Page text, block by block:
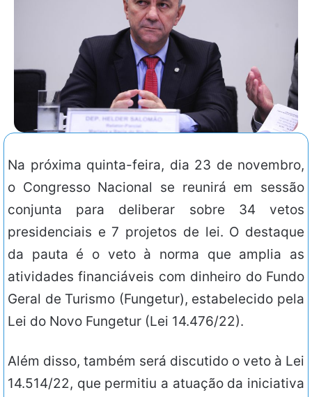
Na próxima quinta-feira, dia 23 de novembro,
o Congresso Nacional se reunirá em sessão
conjunta para deliberar sobre 34 vetos
presidenciais e 7 projetos de lei. O destaque
da pauta é o veto à norma que amplia as
atividades financiáveis com dinheiro do Fundo
Geral de Turismo (Fungetur), estabelecido pela
Lei do Novo Fungetur (Lei 14.476/22).
Além disso, também será discutido o veto à Lei
14.514/22, que permitiu a atuação da iniciativa